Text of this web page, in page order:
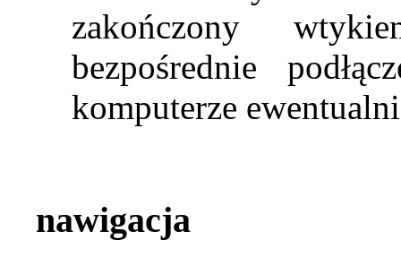
zakończony
bezpośrednie
komputerze
nawigacja